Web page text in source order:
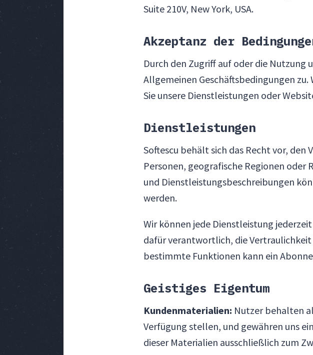
Suite 210V, New York, USA.
Akzeptanz der
Durch den Zugriff auf oder die Nutzung
Allgemeinen Geschäftsbedingungen
Sie unsere Dienstleistungen oder
Dienstleistungen
Softescu behält sich das Recht vor,
Personen, geografische Regionen
und Dienstleistungsbeschreibungen
werden.
Wir können jede Dienstleistung
dafür verantwortlich, die
bestimmte Funktionen kann ein
Geistiges Eigentum
Kundenmaterialien: Nutzer behalten
Verfügung stellen, und gewähren uns
dieser Materialien ausschließlich zum